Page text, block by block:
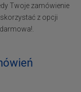
Twoje zamówienie
z opcji